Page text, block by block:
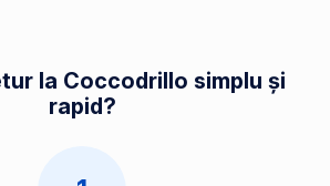
la Coccodrillo simplu și
rapid?